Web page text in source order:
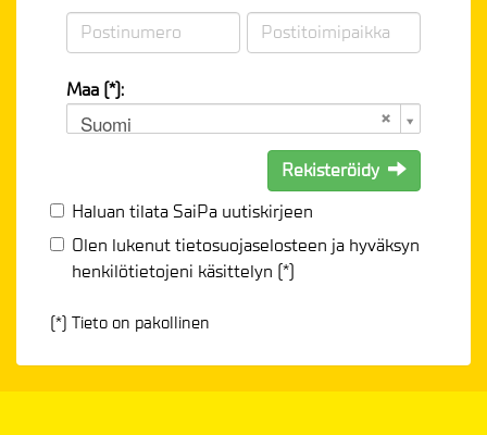
Maa (*):
Suomi
Rekisteröidy
Haluan tilata SaiPa uutiskirjeen
Olen lukenuttietosuojaselosteen ja hyväksyn
henkilötietojeni käsittelyn (*)
(*) Tieto on pakollinen